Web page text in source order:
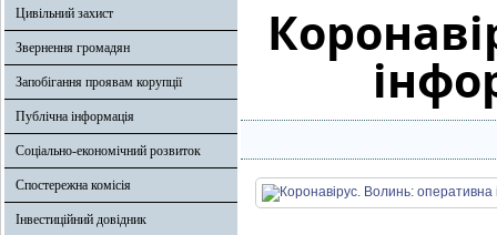
Цивільний захист
Звернення громадян
Запобігання проявам корупції
Публічна інформація
Соціально-економічний розвиток
Спостережна комісія
Інвестиційний довідник